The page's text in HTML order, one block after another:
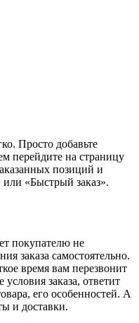
Просто добавьте
перейдите на страницу
позиций и
«Быстрый заказ».
покупателю не
заказа самостоятельно.
время вам перезвонит
заказа, ответит
его особенностей. А
и доставки.